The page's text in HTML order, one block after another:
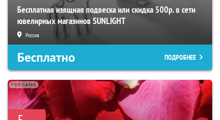
Бесплатная изящная подвеска или скидка 500р. в сети
ювелирных магазинов SUNLIGHT
Россия
Бесплатно ПОДРОБНЕЕ